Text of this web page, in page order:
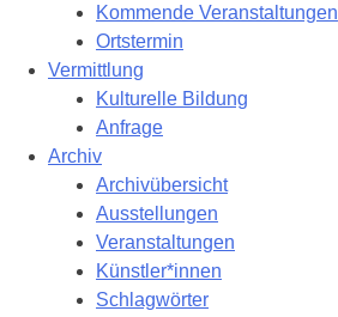
Kommende Veranstaltungen
Ortstermin
Vermittlung
Kulturelle Bildung
Anfrage
Archiv
Archivübersicht
Ausstellungen
Veranstaltungen
Künstler*innen
Schlagwörter